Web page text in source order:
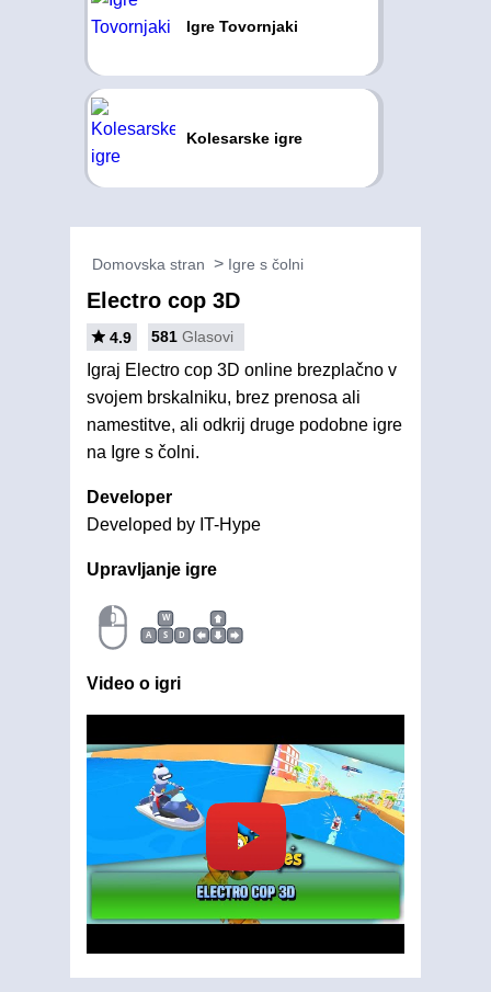
Igre Tovornjaki
Kolesarske igre
Domovska stran Igre s čolni
Electro cop 3D
4.9 581 Glasovi
Igraj Electro cop 3D online brezplačno v
svojem brskalniku, brez prenosa ali
namestitve, ali odkrij druge podobne igre
na Igre s čolni.
Developer
Developed by IT-Hype
Upravljanje igre
W
A
S D
Video o igri